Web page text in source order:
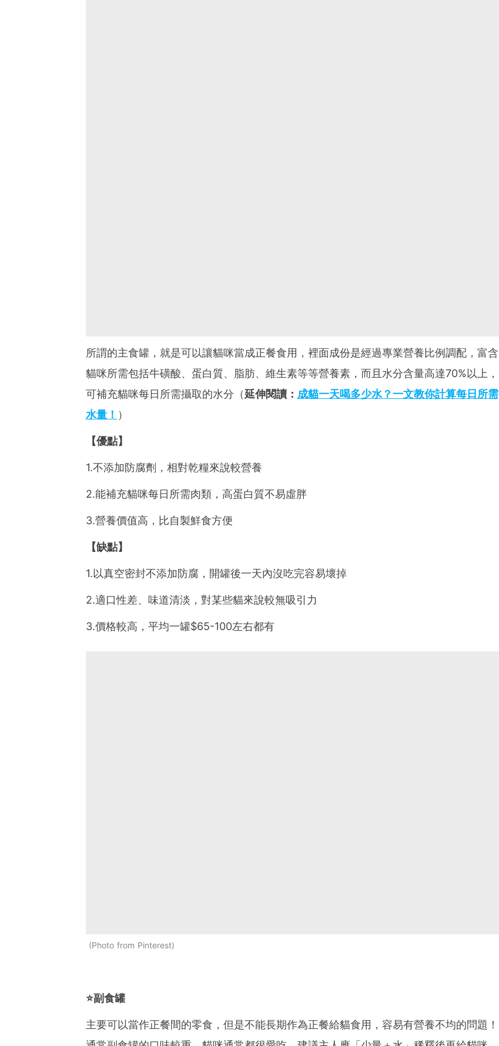
所謂的主食罐，就是可以讓貓咪當成正餐食用，裡面成份是經過專業營養比例調配，富含
貓咪所需包括牛磺酸、蛋白質、脂肪、維生素等等營養素，而且水分含量高達70%以上，
可補充貓咪每日所需攝取的水分（延伸閱讀： 成貓一天喝多少水？一文教你計算每日所需
水量！ ）
【優點】
1.不添加防腐劑，相對乾糧來說較營養
2.能補充貓咪每日所需肉類，高蛋白質不易虛胖
3.營養價值高，比自製鮮食方便
【缺點】
1.以真空密封不添加防腐，開罐後一天內沒吃完容易壞掉
2.適口性差、味道清淡，對某些貓來說較無吸引力
3.價格較高，平均一罐$65-100左右都有
Photo from Pinterest
⭐副食罐
主要可以當作正餐間的零食，但是不能長期作為正餐給貓食用，容易有營養不均的問題！